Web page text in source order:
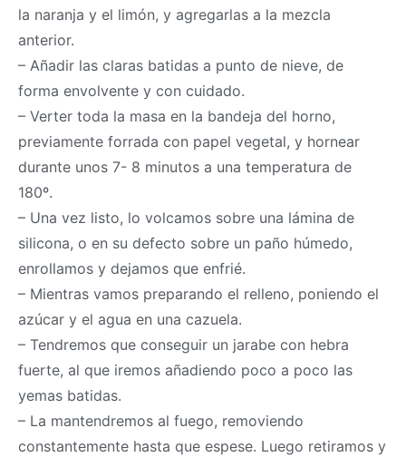
la naranja y el limón, y agregarlas a la mezcla
anterior.
– Añadir las claras batidas a punto de nieve, de
forma envolvente y con cuidado.
– Verter toda la masa en la bandeja del horno,
previamente forrada con papel vegetal, y hornear
durante unos 7- 8 minutos a una temperatura de
180º.
– Una vez listo, lo volcamos sobre una lámina de
silicona, o en su defecto sobre un paño húmedo,
enrollamos y dejamos que enfrié.
– Mientras vamos preparando el relleno, poniendo el
azúcar y el agua en una cazuela.
– Tendremos que conseguir un jarabe con hebra
fuerte, al que iremos añadiendo poco a poco las
yemas batidas.
– La mantendremos al fuego, removiendo
constantemente hasta que espese. Luego retiramos y